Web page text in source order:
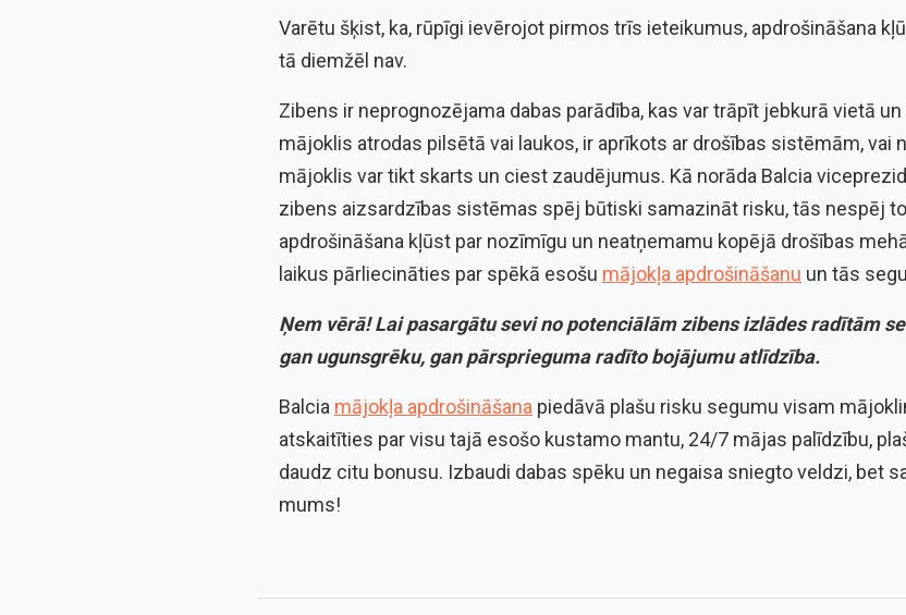
Varētu šķist, ka, rūpīgi ievērojot pirmos trīs ieteikumus, apdrošināšana
tā diemžēl nav.
Zibens ir neprognozējama dabas parādība, kas var trāpīt jebkurā vietā un
mājoklis atrodas pilsētā vai laukos, ir aprīkots ar drošības sistēmām, vai
mājoklis var tikt skarts un ciest zaudējumus. Kā norāda Balcia
zibens aizsardzības sistēmas spēj būtiski samazināt risku, tās nespēj
apdrošināšana kļūst par nozīmīgu un neatņemamu kopējā drošības
laikus pārliecināties par spēkā esošu mājokļa apdrošināšanu un tās
Ņem vērā! Lai pasargātu sevi no potenciālām zibens izlādes radītām
gan ugunsgrēku, gan pārsprieguma radīto bojājumu atlīdzība.
Balcia mājokļa apdrošināšana piedāvā plašu risku segumu visam
atskaitīties par visu tajā esošo kustamo mantu, 24/7 mājas palīdzību,
daudz citu bonusu. Izbaudi dabas spēku un negaisa sniegto veldzi, bet
mums!